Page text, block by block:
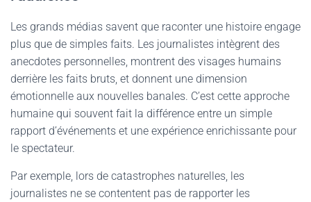
Les grands médias savent que raconter une histoire engage
plus que de simples faits. Les journalistes intègrent des
anecdotes personnelles, montrent des visages humains
derrière les faits bruts, et donnent une dimension
émotionnelle aux nouvelles banales. C’est cette approche
humaine qui souvent fait la différence entre un simple
rapport d’événements et une expérience enrichissante pour
le spectateur.
Par exemple, lors de catastrophes naturelles, les
journalistes ne se contentent pas de rapporter les